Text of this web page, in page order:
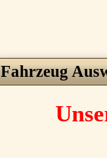
Fahrzeug